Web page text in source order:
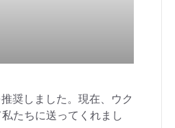
奨しました。現在、ウク
たちに送ってくれまし